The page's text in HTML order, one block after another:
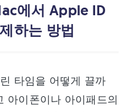
에서 Apple ID
하는 방법
타임을 어떻게 끌까
아이폰이나 아이패드의